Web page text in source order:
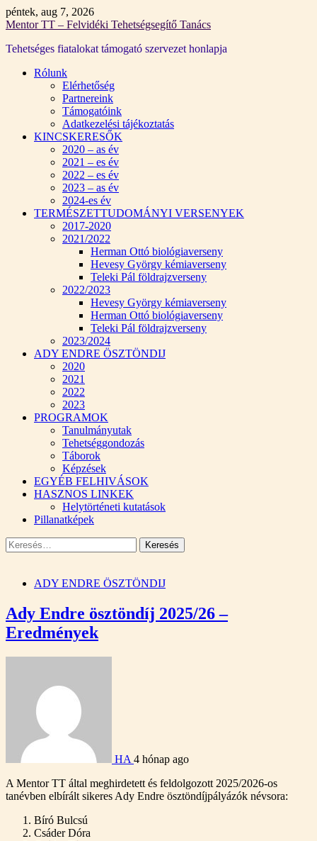
Skip
to
péntek, aug 7, 2026
Mentor TT – Felvidéki Tehetségsegítő Tanács
Tehetséges fiatalokat támogató szervezet honlapja
Rólunk
Elérhetőség
Partnereink
Támogatóink
Adatkezelési tájékoztatás
KINCSKERESŐK
2020 – as év
2021 – es év
2022 – es év
2023 – as év
2024-es év
TERMÉSZETTUDOMÁNYI VERSENYEK
2017-2020
2021/2022
Herman Ottó biológiaverseny
Hevesy György kémiaverseny
Teleki Pál földrajzverseny
2022/2023
Hevesy György kémiaverseny
Herman Ottó biológiaverseny
Teleki Pál földrajzverseny
2023/2024
ADY ENDRE ÖSZTÖNDIJ
2020
2021
2022
2023
PROGRAMOK
Tanulmányutak
Tehetséggondozás
Táborok
Képzések
EGYÉB FELHIVÁSOK
HASZNOS LINKEK
Helytörténeti kutatások
Pillanatképek
Keresés:
ADY ENDRE ÖSZTÖNDIJ
Ady Endre ösztöndíj 2025/26 –
Eredmények
HA 4 hónap ago
A Mentor TT által meghirdetett és feldolgozott 2025/2026-os
tanévben elbírált sikeres Ady Endre ösztöndíjpályázók névsora:
Bíró Bulcsú
Csáder Dóra